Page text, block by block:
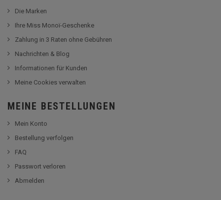
Die Marken
Ihre Miss Monoï-Geschenke
Zahlung in 3 Raten ohne Gebühren
Nachrichten & Blog
Informationen für Kunden
Meine Cookies verwalten
MEINE BESTELLUNGEN
Mein Konto
Bestellung verfolgen
FAQ
Passwort verloren
Abmelden